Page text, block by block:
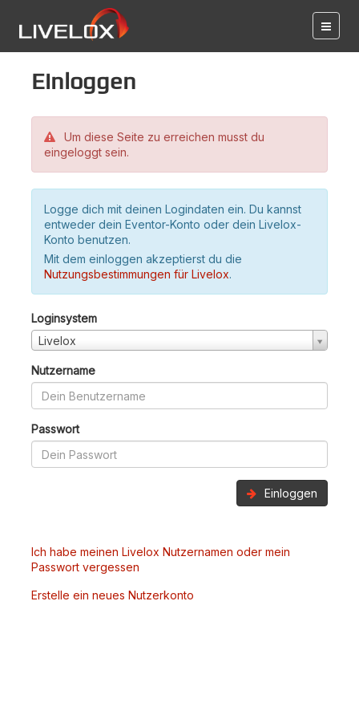
Einloggen
Um diese Seite zu erreichen musst du
eingeloggt sein.
Logge dich mit deinen Logindaten ein. Du kannst
entweder dein Eventor-Konto oder dein Livelox-
Konto benutzen.
Mit dem einloggen akzeptierst du die
Nutzungsbestimmungen für Livelox.
Loginsystem
Livelox
Nutzername
Passwort
Einloggen
Ich habe meinen Livelox Nutzernamen oder mein
Passwort vergessen
Erstelle ein neues Nutzerkonto